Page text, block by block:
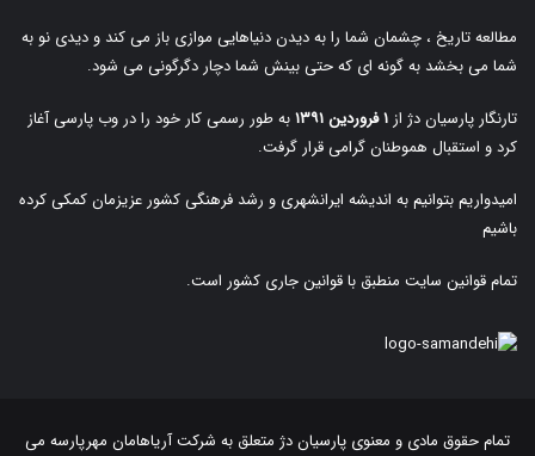
مطالعه تاریخ ، چشمان شما را به دیدن دنیاهایی موازی باز می کند و دیدی نو به
شما می بخشد به گونه ای که حتی بینش شما دچار دگرگونی می شود.
تارنگار پارسیان دژ از ۱ فروردین ۱۳۹۱
به طور رسمی کار خود را در وب پارسی آغاز
کرد و استقبال هموطنان گرامی قرار گرفت.
امیدواریم بتوانیم به اندیشه ایرانشهری و رشد فرهنگی کشور عزیزمان کمکی کرده
باشیم
تمام قوانین سایت منطبق با قوانین جاری کشور است.
تمام حقوق مادی و معنوی پارسیان دژ متعلق به شرکت آریاهامان مهرپارسه می